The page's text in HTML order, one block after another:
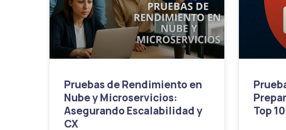
Pruebas de Rendimiento en
Nube y Microservicios:
Asegurando Escalabilidad y
CX
Top 10